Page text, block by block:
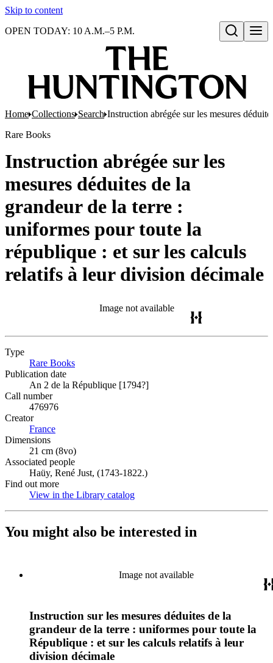
Skip to content
Open search
OPEN TODAY: 10 A.M.–5 P.M.
Home Collections Search Instruction abrégée sur les mesures
Rare Books
Instruction abrégée sur les
mesures déduites de la
grandeur de la terre :
uniformes pour toute la
république : et sur les calculs
relatifs à leur division décimale
Image not available
Type
Rare Books
Publication date
An 2 de la République [1794?]
Call number
476976
Creator
France
Dimensions
21 cm (8vo)
Associated people
Haüy, René Just, (1743-1822.)
Find out more
View in the Library catalog
You might also be interested in
Image not available
Instruction sur les mesures déduites de la
grandeur de la terre : uniformes pour toute la
République : et sur les calculs relatifs à leur
division décimale